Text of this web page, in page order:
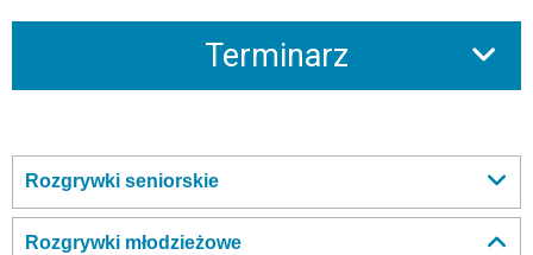
Terminarz
Rozgrywki seniorskie
Rozgrywki młodzieżowe